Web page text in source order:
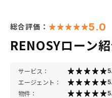
総合評価： 5.0
RENOSYローン
サービス：
エージェント：
物件：